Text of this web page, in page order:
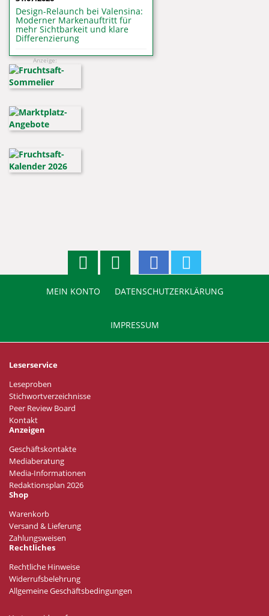
Design-Relaunch bei Valensina:
Moderner Markenauftritt für
mehr Sichtbarkeit und klare
Differenzierung
Anzeige:
MEIN KONTO DATENSCHUTZERKLÄRUNG
IMPRESSUM
Leserservice
Leseproben
Stichwortverzeichnisse
Peer Review Board
Kontakt
Anzeigen
Geschäftskontakte
Mediaberatung
Media-Informationen
Redaktionsplan 2026
Shop
Warenkorb
Versand & Lieferung
Zahlungsweisen
Rechtliches
Rechtliche Hinweise
Widerrufsbelehrung
Allgemeine Geschäftsbedingungen